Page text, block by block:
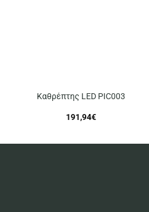
Καθρέπτης LED PIC003
191,94€